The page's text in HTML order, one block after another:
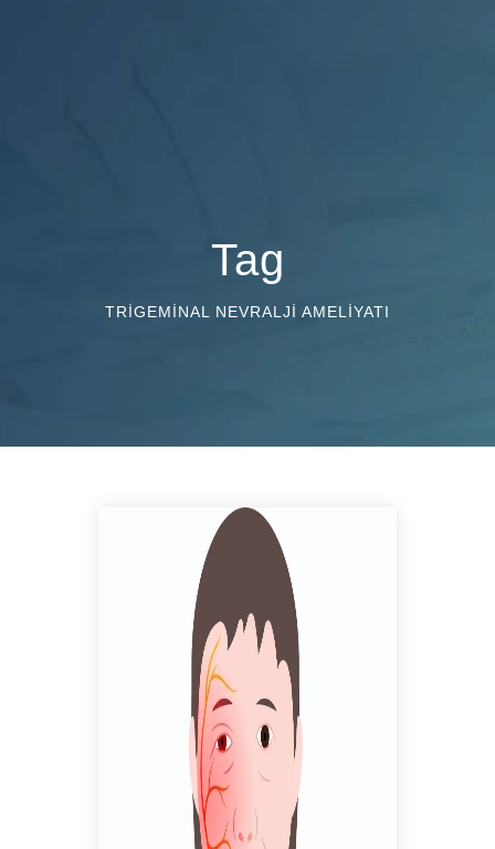
Tag
TRIGEMINAL NEVRALJI AMELIYATI